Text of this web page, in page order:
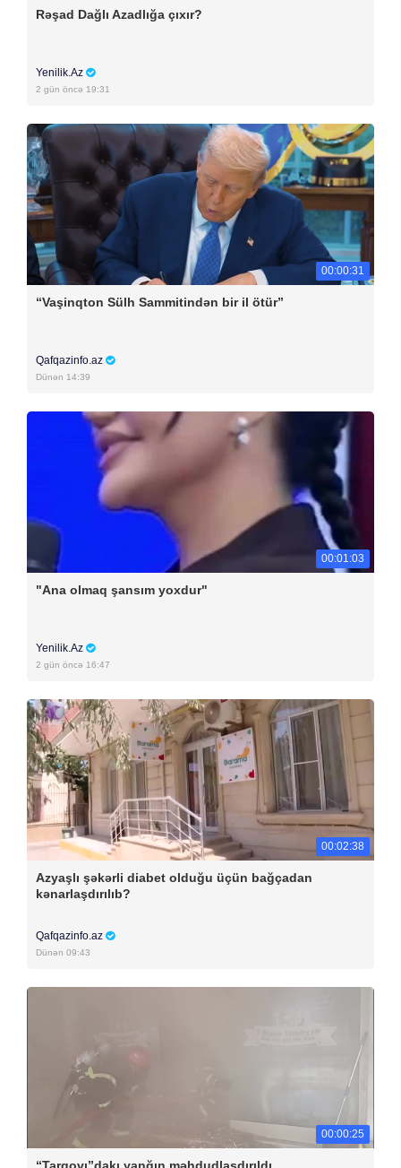
Rəşad Dağlı Azadlığa çıxır?
Yenilik.Az
2 gün öncə 19:31
00:00:31
“Vaşinqton Sülh Sammitindən bir il ötür”
Qafqazinfo.az
Dünən 14:39
00:01:03
"Ana olmaq şansım yoxdur"
Yenilik.Az
2 gün öncə 16:47
00:02:38
Azyaşlı şəkərli diabet olduğu üçün bağçadan
kənarlaşdırılıb?
Qafqazinfo.az
Dünən 09:43
00:00:25